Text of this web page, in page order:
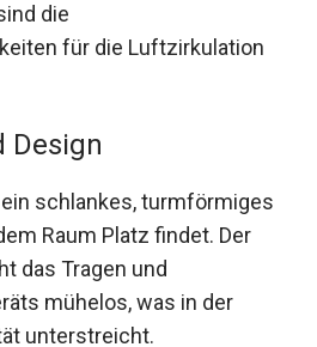
die
für die Luftzirkulation
Design
schlankes, turmförmiges
Raum Platz findet. Der
das Tragen und
mühelos, was in der
unterstreicht.